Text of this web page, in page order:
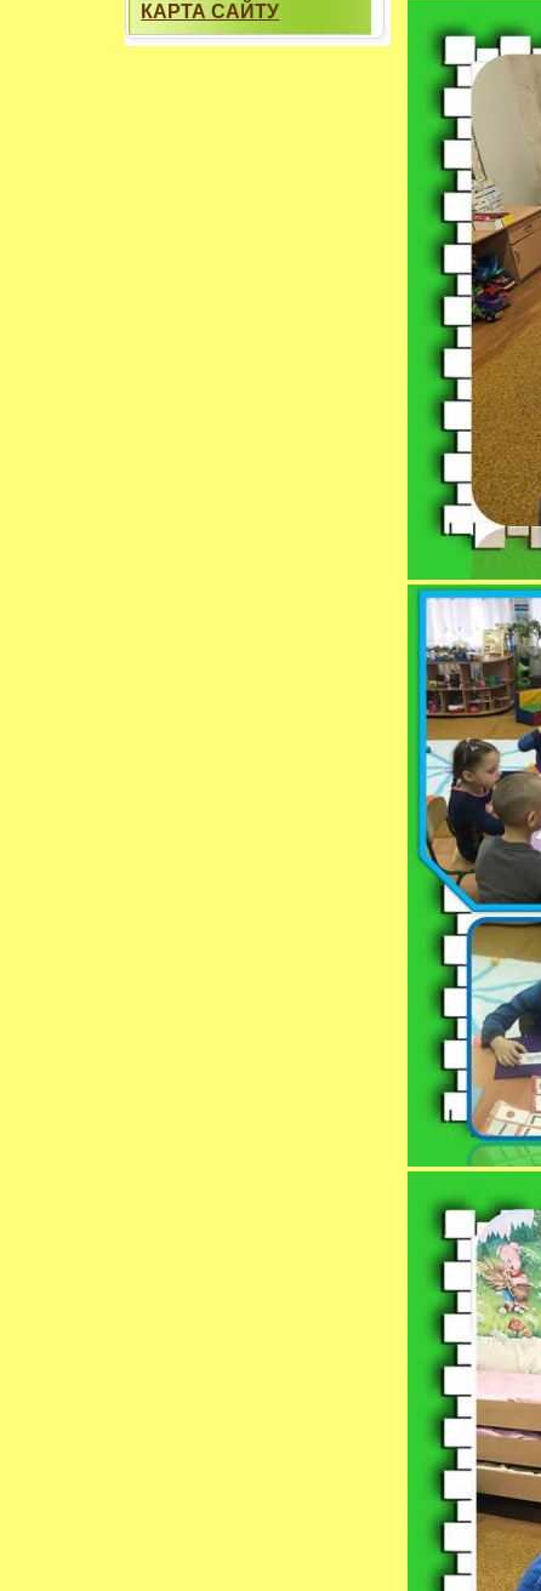
КАРТА САЙТУ